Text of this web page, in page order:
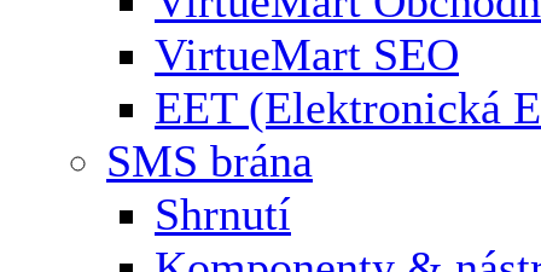
VirtueMart SEO
EET (Elektronická
SMS brána
Shrnutí